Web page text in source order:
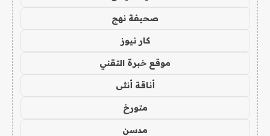
صحيفة نهج
كار نيوز
موقع خبرة التقني
أناقة أنثى
متورخ
مدسن